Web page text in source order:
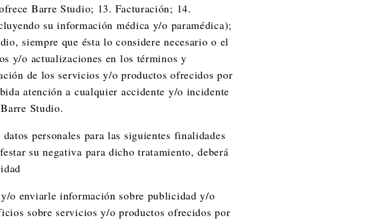
Barre Studio; 13. Facturación; 14.
su información médica y/o paramédica);
siempre que ésta lo considere necesario o el
y/o actualizaciones en los términos y
de los servicios y/o productos ofrecidos por
atención a cualquier accidente y/o incidente
Studio.
personales para las siguientes finalidades
su negativa para dicho tratamiento, deberá
o enviarle información sobre publicidad y/o
sobre servicios y/o productos ofrecidos por